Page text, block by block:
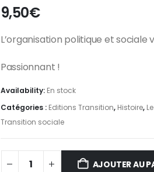
9,50€
L’organisation politique et sociale
Passionnant !
Availability: En stock
Catégories : Editions Transition, Histoire,
Transition sociale
AJOUTER AU
22,50€